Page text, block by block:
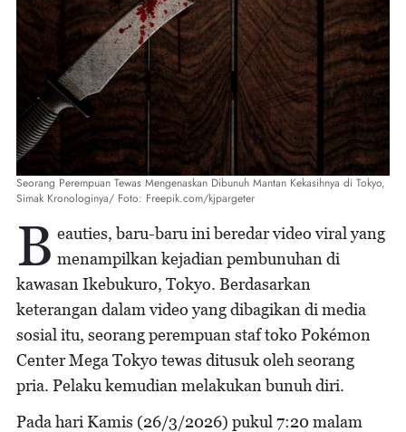
Seorang Perempuan Tewas Mengenaskan Dibunuh Mantan Kekasihnya di Tokyo,
Simak Kronologinya/ Foto: Freepik.com/kjpargeter
B eauties, baru-baru ini beredar video viral yang
menampilkan kejadian pembunuhan di
kawasan Ikebukuro, Tokyo. Berdasarkan
keterangan dalam video yang dibagikan di media
sosial itu, seorang perempuan staf toko Pokémon
Center Mega Tokyo tewas ditusuk oleh seorang
pria. Pelaku kemudian melakukan bunuh diri.
Pada hari Kamis (26/3/2026) pukul 7:20 malam